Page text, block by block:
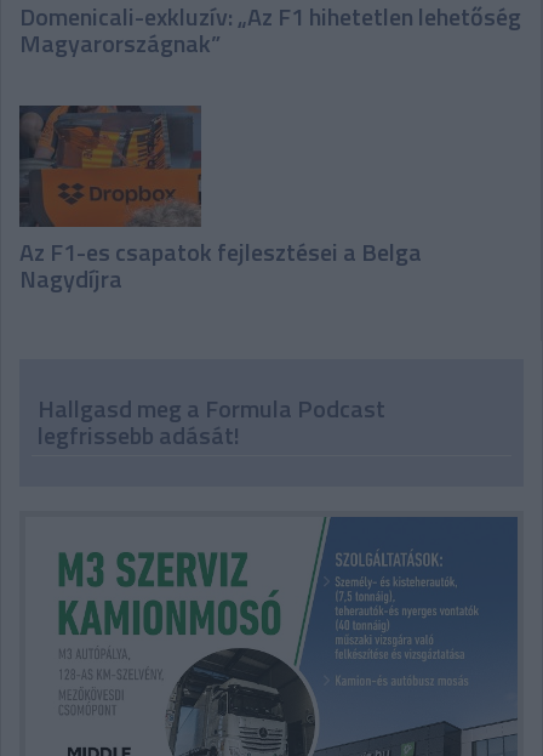
Domenicali-exkluzív: „Az F1 hihetetlen lehetőség
Magyarországnak”
Az F1-es csapatok fejlesztései a Belga
Nagydíjra
Hallgasd meg a Formula Podcast
legfrissebb adását!